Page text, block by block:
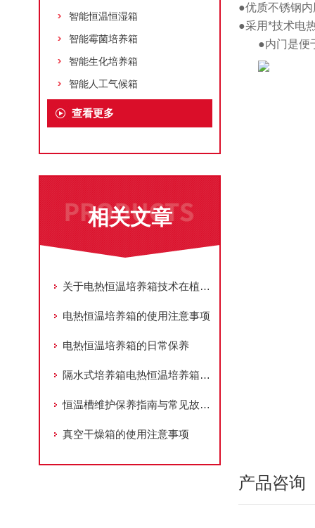
智能恒温恒湿箱
智能霉菌培养箱
智能生化培养箱
智能人工气候箱
查看更多
相关文章
关于电热恒温培养箱技术在植物生理学研究中的突破与创新
电热恒温培养箱的使用注意事项
电热恒温培养箱的日常保养
隔水式培养箱电热恒温培养箱结构及工作原理
恒温槽维护保养指南与常见故障排除
真空干燥箱的使用注意事项
●优质不锈钢
●采用*技术电
●内门是便
产品咨询